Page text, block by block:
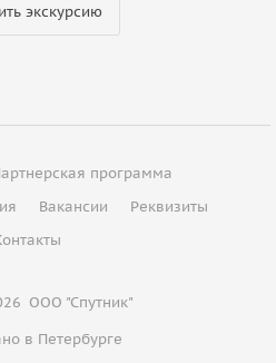
экскурсию
программа
Вакансии
Реквизиты
ООО "Спутник"
в Петербурге